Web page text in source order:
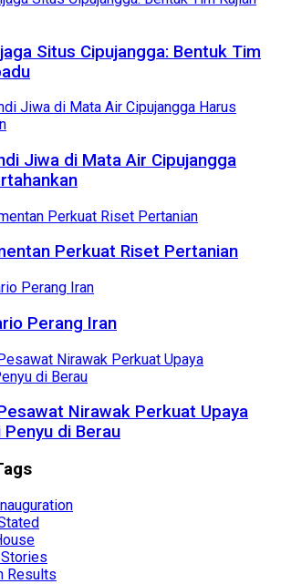
Situs Cipujangga: Bentuk Tim
Jiwa di Mata Air Cipujangga
Perkuat Riset Pertanian
Perang Iran
Nirawak Perkuat Upaya
di Berau
Results